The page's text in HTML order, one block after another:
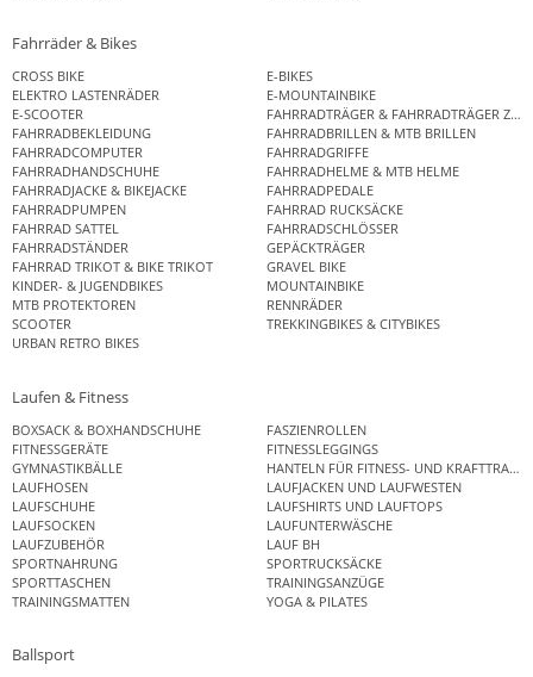
Fahrräder & Bikes
CROSS BIKE
E-BIKES
ELEKTRO LASTENRÄDER
E-MOUNTAINBIKE
E-SCOOTER
FAHRRADTRÄGER & FAHRRADTRÄGER
FAHRRADBEKLEIDUNG
FAHRRADBRILLEN & MTB BRILLEN
FAHRRADCOMPUTER
FAHRRADGRIFFE
FAHRRADHANDSCHUHE
FAHRRADHELME & MTB HELME
FAHRRADJACKE & BIKEJACKE
FAHRRADPEDALE
FAHRRADPUMPEN
FAHRRAD RUCKSÄCKE
FAHRRAD SATTEL
FAHRRADSCHLÖSSER
FAHRRADSTÄNDER
GEPÄCKTRÄGER
FAHRRAD TRIKOT & BIKE TRIKOT
GRAVEL BIKE
KINDER- & JUGENDBIKES
MOUNTAINBIKE
MTB PROTEKTOREN
RENNRÄDER
SCOOTER
TREKKINGBIKES & CITYBIKES
URBAN RETRO BIKES
Laufen & Fitness
BOXSACK & BOXHANDSCHUHE
FASZIENROLLEN
FITNESSGERÄTE
FITNESSLEGGINGS
GYMNASTIKBÄLLE
HANTELN FÜR FITNESS- UND
LAUFHOSEN
LAUFJACKEN UND LAUFWESTEN
LAUFSCHUHE
LAUFSHIRTS UND LAUFTOPS
LAUFSOCKEN
LAUFUNTERWÄSCHE
LAUFZUBEHÖR
LAUF BH
SPORTNAHRUNG
SPORTRUCKSÄCKE
SPORTTASCHEN
TRAININGSANZÜGE
TRAININGSMATTEN
YOGA & PILATES
Ballsport